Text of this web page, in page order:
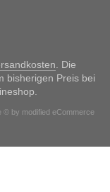
. Die
bisherigen Preis bei
© by modified eCommerce